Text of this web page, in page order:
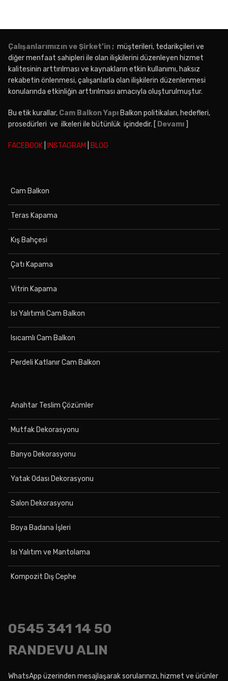
Çalışanlarımızın ve Şirket’in ; müşterileri, tedarikçileri ve
diğer menfaat sahipleri ile olan ilişkilerini düzenleyen hizmet
kalitesinin arttırılması ve kaynakların etkin kullanımı, haksız
rekabetin önlenmesi, çalışanlarla olan ilişkilerin düzenlenmesi
konularında etkinliğin arttırılması amacıyla oluşturulmuştur.
Bu etik kurallar, Cam Balkon YapıBalkon politikaları, hedefleri,
prosedürleri ve ilkeleri ile bütünlük içindedir. [ Devamı ]
FACEBOOK INSTAGRAM BLOG
Cam Balkon
Teras Kapama
Kış Bahçesi
Çatı Kapama
Vitrin Kapama
Isı Yalıtımlı Cam Balkon
Isıcamlı Cam Balkon
Perdeli Katlanır Cam Balkon
Anahtar Teslim Çözümler
Mutfak Dekorasyonu
Banyo Dekorasyonu
Yatak Odası Dekorasyonu
Salon Dekorasyonu
Boya Badana İşleri
Isı Yalıtım ve Mantolama
Kompozit Dış Cephe
0545 341 14 50
RANDEVU ALIN
WhatsApp üzerinden mesajlaşarak sorularınızı, hizmet ve ürünler